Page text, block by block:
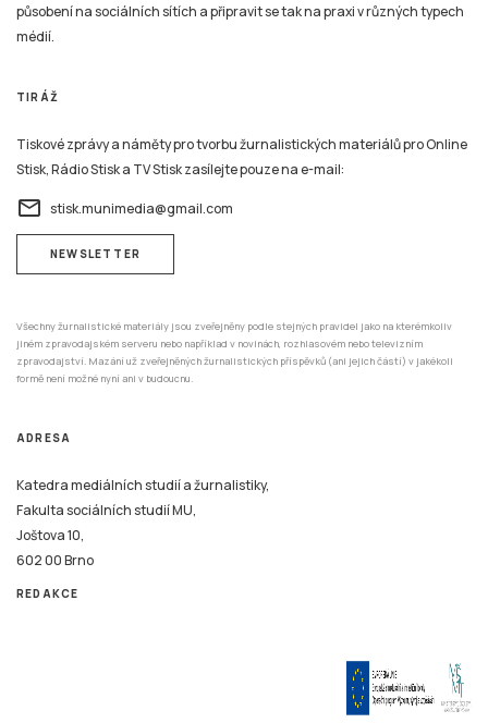
působení na sociálních sítích a připravit se tak na praxi v různých typech
médií.
TIRÁŽ
Tiskové zprávy a náměty pro tvorbu žurnalistických materiálů pro Online
Stisk, Rádio Stisk a TV Stisk zasílejte pouze na e-mail:
email stisk.munimedia@gmail.com
NEWSLETTER
Všechny žurnalistické materiály jsou zveřejněny podle stejných pravidel jako na kterémkoliv
jiném zpravodajském serveru nebo například v novinách, rozhlasovém nebo televizním
zpravodajství. Mazání už zveřejněných žurnalistických příspěvků (ani jejich částí) v jakékoli
formě není možné nyní ani v budoucnu.
ADRESA
Katedra mediálních studií a žurnalistiky,
Fakulta sociálních studií MU,
Joštova 10,
602 00 Brno
REDAKCE